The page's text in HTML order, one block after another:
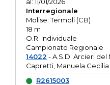
Interregionale
Molise: Termoli (CB)
18 m
O.R. Individuale
Campionato Regionale
14022 - A.S.D. Arcieri del
Capretti, Manuela Cecilia
R2615003